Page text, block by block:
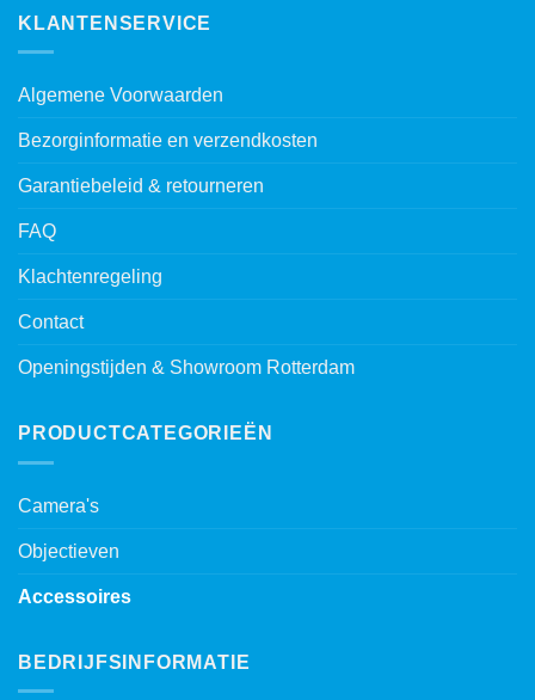
KLANTENSERVICE
Algemene Voorwaarden
Bezorginformatie en verzendkosten
Garantiebeleid & retourneren
FAQ
Klachtenregeling
Contact
Openingstijden & Showroom Rotterdam
PRODUCTCATEGORIEËN
Camera's
Objectieven
Accessoires
BEDRIJFSINFORMATIE